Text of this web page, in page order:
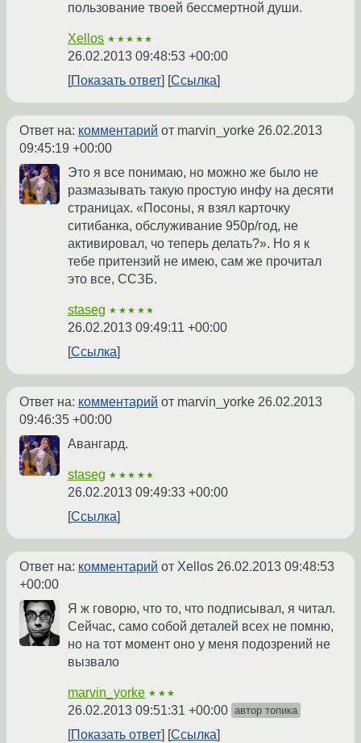
пользование твоей бессмертной души.
Xellos ★★★★★
26.02.2013 09:48:53 +00:00
Показать ответ
Ссылка
Ответ на: комментарий от marvin_yorke 26.02.2013
09:45:19 +00:00
Это я все понимаю, но можно же было не
размазывать такую простую инфу на десяти
страницах. «Посоны, я взял карточку
ситибанка, обслуживание 950р/год, не
активировал, чо теперь делать?». Но я к
тебе притензий не имею, сам же прочитал
это все, ССЗБ.
staseg ★★★★★
26.02.2013 09:49:11 +00:00
Ссылка
Ответ на: комментарий от marvin_yorke 26.02.2013
09:46:35 +00:00
Авангард.
staseg ★★★★★
26.02.2013 09:49:33 +00:00
Ссылка
Ответ на: комментарий от Xellos 26.02.2013 09:48:53
+00:00
Я ж говорю, что то, что подписывал, я читал.
Сейчас, само собой деталей всех не помню,
но на тот момент оно у меня подозрений не
вызвало
marvin_yorke ★★★
26.02.2013 09:51:31 +00:00 автор топика
Показать ответ Ссылка